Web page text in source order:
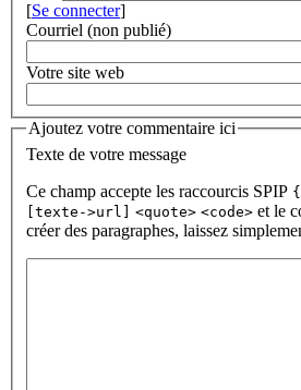
[Se connecter]
Courriel (non publié)
Votre site web
Ajoutez votre commentaire ici
Texte de votre message
Ce champ accepte les raccourcis SPIP
[texte->url] <quote> <code> et le
créer des paragraphes, laissez